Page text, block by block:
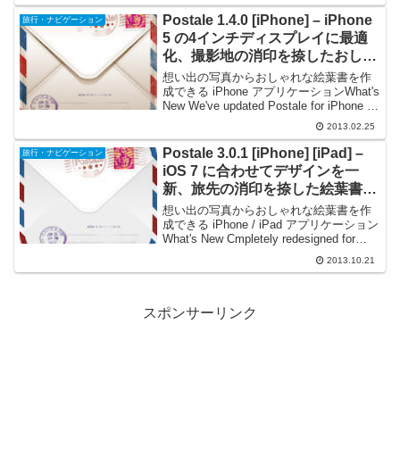
旅行・ナビゲーション
Postale 1.4.0 [iPhone] – iPhone
5 の4インチディスプレイに最適
化、撮影地の消印を捺したおしゃ
れな絵葉書を簡単に作成できる
想い出の写真からおしゃれな絵葉書を作
成できる iPhone アプリケーションWhat's
New We've updated Postale for iPhone 5!
ひさしぶりの紹介です。旅先などで撮影
した想い出の写真からおしゃれな絵葉
書...
2013.02.25
旅行・ナビゲーション
Postale 3.0.1 [iPhone] [iPad] –
iOS 7 に合わせてデザインを一
新、旅先の消印を捺した絵葉書を
簡単に作成できる
想い出の写真からおしゃれな絵葉書を作
成できる iPhone / iPad アプリケーション
What's New Cmpletely redesigned for
iOS7!旅先などで撮影した想い出の写真を
使って、おしゃれな絵葉書を簡単に作
2013.10.21
スポンサーリンク